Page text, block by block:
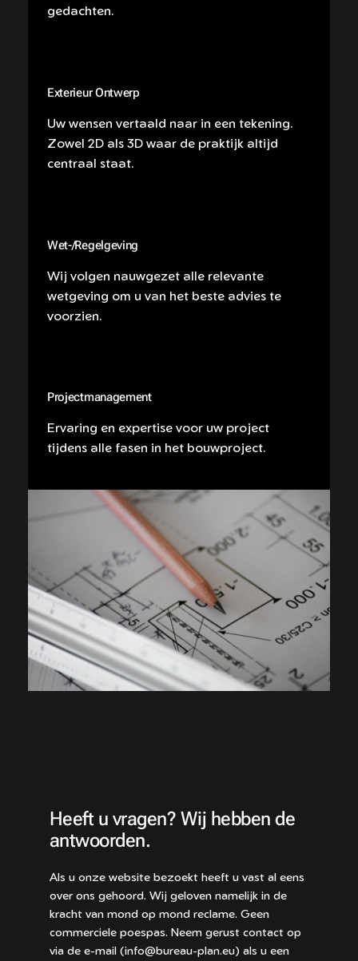
gedachten.
Exterieur Ontwerp
Uw wensen vertaald naar in een tekening.
Zowel 2D als 3D waar de praktijk altijd
centraal staat.
Wet-/Regelgeving
Wij volgen nauwgezet alle relevante
wetgeving om u van het beste advies te
voorzien.
Projectmanagement
Ervaring en expertise voor uw project
tijdens alle fasen in het bouwproject.
Heeft u vragen? Wij hebben de
antwoorden.
Als u onze website bezoekt heeft u vast al eens
over ons gehoord. Wij geloven namelijk in de
kracht van mond op mond reclame. Geen
commerciele poespas. Neem gerust contact op
via de e-mail (info@bureau-plan.eu) als u een